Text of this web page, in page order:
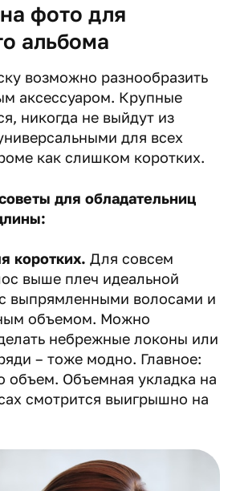
фото для
альбома
возможно разнообразить
аксессуаром. Крупные
никогда не выйдут из
для всех
как слишком коротких.
для обладательниц
коротких. Для совсем
выше плеч идеальной
выпрямленными волосами и
объемом. Можно
небрежные локоны или
– тоже модно. Главное:
объем. Объемная укладка на
смотрится выигрышно на